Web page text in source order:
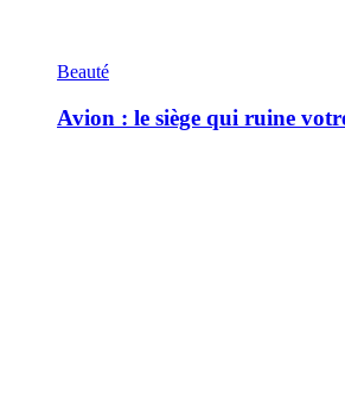
Beauté
Avion : le siège qui ruine